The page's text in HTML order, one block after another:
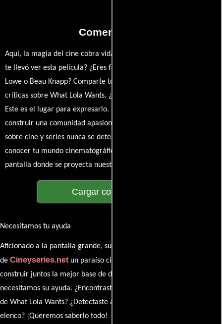
Comentarios
Aquí, la magia del cine cobra vida a través de tus opiniones. ¿Qué
te llevó ver esta película? ¿Eres fan de Rupert Glasson, Sophie
Lowe o Beau Knapp? Comparte tus pensamientos, emociones y
críticas sobre What Lola Wants. ¿Te hizo reír, llorar o reflexionar?
Este es el lugar para expresarlo. ¡No te guardes nada! Queremos
construir una comunidad apasionada donde la conversación
sobre cine y series nunca se detenga. Únete a la charla y déjanos
conocer tu mundo cinematográfico. ¡Los comentarios son la
pantalla donde se proyecta nuestra diversidad de opiniones!
Cargar comentarios
Necesitamos tu ayuda
Aficionado a la pantalla grande, su participación es clave para hacer
de Cineyseries.netun paraíso cinéfilo completo. Queremos
construir juntos la mejor base de datos cinematográfica, pero
necesitamos su ayuda. ¿Encontraste algún dato faltante en la ficha
de What Lola Wants? ¿Detectaste algún error en la sinopsis o el
elenco? ¡Queremos saberlo todo!